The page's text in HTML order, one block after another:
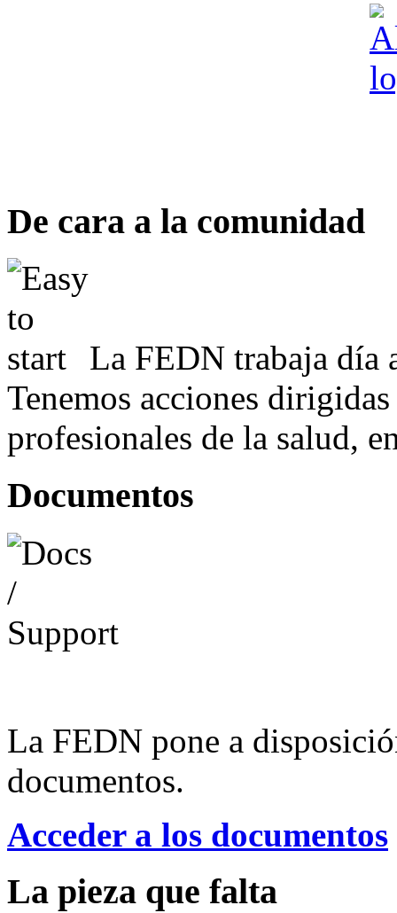
De cara a la comunidad
La FEDN trabaja día
Tenemos acciones
profesionales de la salud,
Documentos
La FEDN pone a
documentos.
Acceder a los documentos
La pieza que falta